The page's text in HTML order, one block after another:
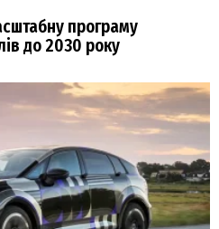
програму
до 2030 року